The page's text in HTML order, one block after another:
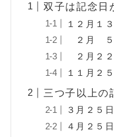
双子は記念日
１２月１
２月 ５
２月２
１１月２
三つ子以上の
３月２５
４月２５